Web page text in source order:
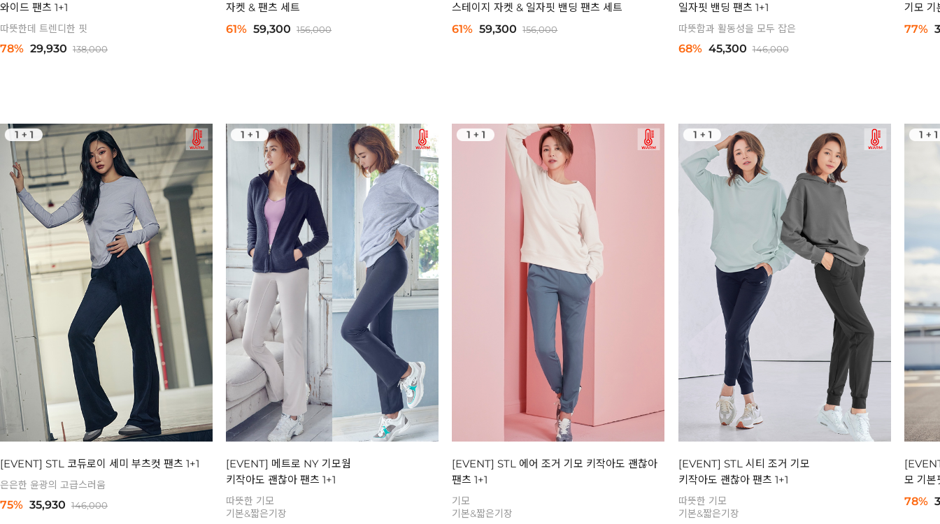
와이드 팬츠 1+1
따뜻한데 트렌디한 핏
78% 29,930 138,000
자켓 & 팬츠 세트
61% 59,300 156,000
스테이지 자켓 & 일자핏 밴딩 팬츠 세트
61% 59,300 156,000
일자핏 밴딩 팬츠 1+1
따뜻함과 활동성을 모두 잡은
68% 45,300 146,000
기모 기
77%
[EVENT] STL 코듀로이 세미 부츠컷 팬츠 1+1
은은한 윤광의 고급스러움
75% 35,930 146,000
[EVENT] 메트로 NY 기모웜
키작아도 괜찮아 팬츠 1+1
따뜻한 기모
기본&짧은기장
[EVENT] STL 에어 조거 기모 키작아도 괜찮아
팬츠 1+1
기모
기본&짧은기장
[EVENT] STL 시티 조거 기모
키작아도 괜찮아 팬츠 1+1
따뜻한 기모
기본&짧은기장
모 기본
78%